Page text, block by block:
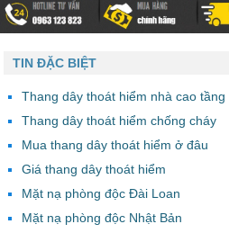
TIN ĐẶC BIỆT
Thang dây thoát hiểm nhà cao tầng
Thang dây thoát hiểm chống cháy
Mua thang dây thoát hiểm ở đâu
Giá thang dây thoát hiểm
Mặt nạ phòng độc Đài Loan
Mặt nạ phòng độc Nhật Bản